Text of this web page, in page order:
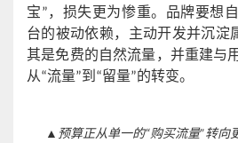
宝”，损失更为惨重。品牌要想
台的被动依赖，主动开发并沉
其是免费的自然流量，并重建与
从“流量”到“留量”的转变。
▲预算正从单一的“购买流量”转向